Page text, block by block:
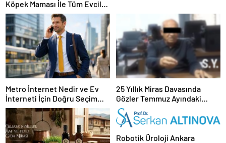
Köpek Maması İle Tüm Evcil
Hayvan Ürünleri
Metro İnternet Nedir ve Ev
İnterneti İçin Doğru Seçim
Nasıl Yapılır
25 Yıllık Miras Davasında
Gözler Temmuz Ayındaki
Karar Duruşmasına Çevrildi
Robotik Üroloji Ankara